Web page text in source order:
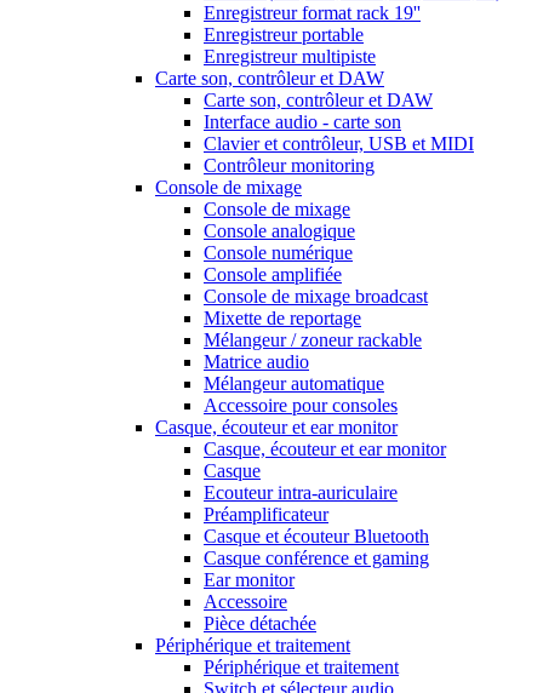
Enregistreur format rack 19''
Enregistreur portable
Enregistreur multipiste
Carte son, contrôleur et DAW
Carte son, contrôleur et DAW
Interface audio - carte son
Clavier et contrôleur, USB et MIDI
Contrôleur monitoring
Console de mixage
Console de mixage
Console analogique
Console numérique
Console amplifiée
Console de mixage broadcast
Mixette de reportage
Mélangeur / zoneur rackable
Matrice audio
Mélangeur automatique
Accessoire pour consoles
Casque, écouteur et ear monitor
Casque, écouteur et ear monitor
Casque
Ecouteur intra-auriculaire
Préamplificateur
Casque et écouteur Bluetooth
Casque conférence et gaming
Ear monitor
Accessoire
Pièce détachée
Périphérique et traitement
Périphérique et traitement
Switch et sélecteur audio